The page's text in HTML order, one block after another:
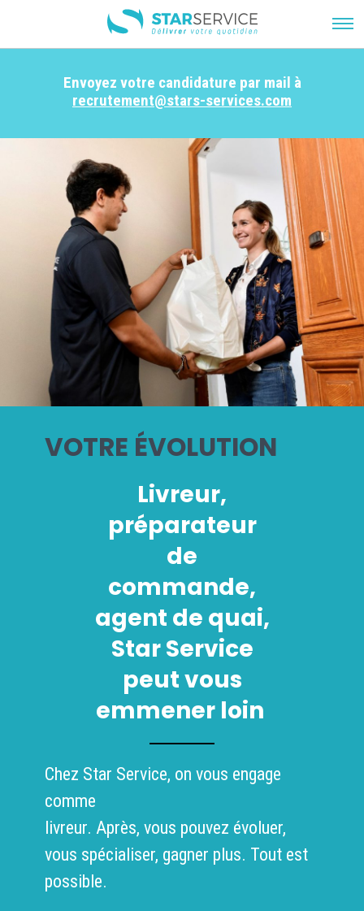
Envoyez votre candidature par mail à
recrutement@stars-services.com
VOTRE ÉVOLUTION
Livreur,
préparateur
de
commande,
agent de quai,
Star Service
peut vous
emmener loin
Chez Star Service, on vous engage
comme
livreur. Après, vous pouvez évoluer,
vous spécialiser, gagner plus. Tout est
possible.